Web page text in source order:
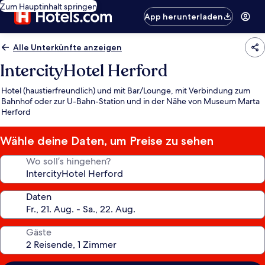
Zum Hauptinhalt springen
App herunterladen
Alle Unterkünfte anzeigen
IntercityHotel Herford
Hotel (haustierfreundlich) und mit Bar/Lounge, mit Verbindung zum
Bahnhof oder zur U-Bahn-Station und in der Nähe von Museum Marta
Herford
Wähle deine Daten, um Preise zu sehen
Wo soll’s hingehen?
Daten
Gäste